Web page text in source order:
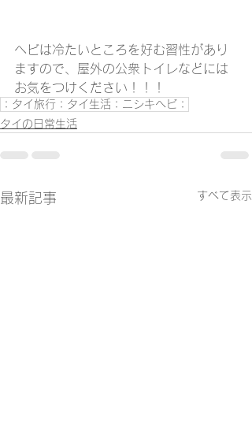
ヘビは冷たいところを好む習性があり
ますので、屋外の公衆トイレなどには
お気をつけください！！！
：タイ旅行：タイ生活：ニシキヘビ：
タイの日常生活
最新記事 すべて表示